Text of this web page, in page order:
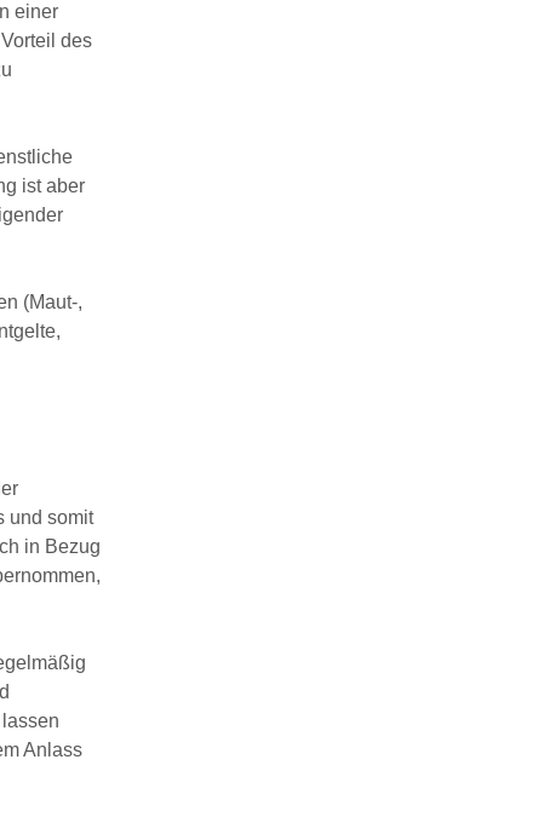
einer
des
ist aber
(Maut-,
und somit
in Bezug
Anlass